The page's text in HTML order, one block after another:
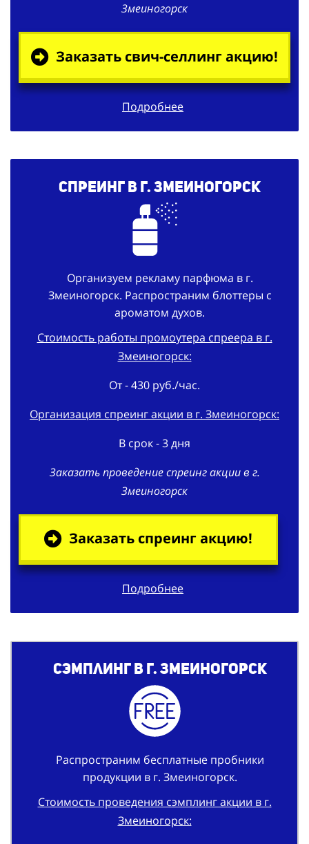
Змеиногорск
Заказать свич-селлинг акцию!
Подробнее
Спреинг в г. Змеиногорск
Организуем рекламу парфюма в г.
Змеиногорск. Распространим блоттеры с
ароматом духов.
Стоимость работы промоутера спреера в г.
Змеиногорск:
От - 430 руб./час.
Организация спреинг акции в г. Змеиногорск:
В срок - 3 дня
Заказать проведение спреинг акции в г.
Змеиногорск
Заказать спреинг акцию!
Подробнее
Сэмплинг в г. Змеиногорск
Распространим бесплатные пробники
продукции в г. Змеиногорск.
Стоимость проведения сэмплинг акции в г.
Змеиногорск: